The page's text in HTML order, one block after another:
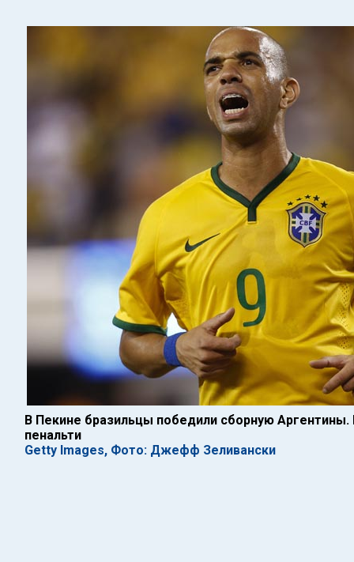
В Пекине бразильцы победили сборную Аргентины.
пенальти
Getty Images, Фото: Джефф Зеливански